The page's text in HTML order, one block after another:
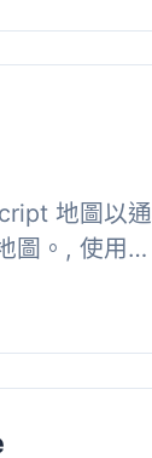
地圖以通
圖。, 使用